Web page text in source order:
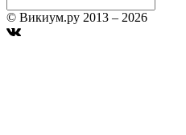
© Викиум.ру 2013 – 2026